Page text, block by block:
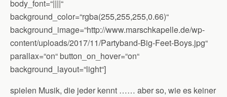
body_font=“||||“
background_color=“rgba(255,255,255,0.66)“
background_image=“http://www.marschkapelle.de/wp-
content/uploads/2017/11/Partyband-Big-Feet-Boys.jpg“
parallax=“on“ button_on_hover=“on“
background_layout=“light“]
spielen Musik, die jeder kennt …… aber so, wie es keiner